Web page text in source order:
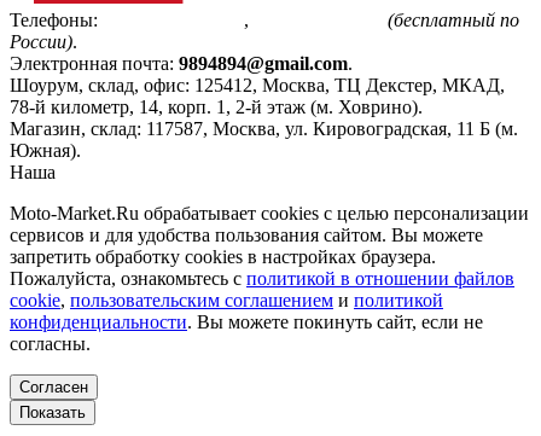
Телефоны: ,
(бесплатный по
России).
Электронная почта: 9894894@gmail.com.
Шоурум, склад, офис: 125412, Москва, ТЦ Декстер, МКАД,
78-й километр, 14, корп. 1, 2-й этаж (м. Ховрино).
Магазин, склад: 117587, Москва, ул. Кировоградская, 11 Б (м.
Южная).
Наша
Moto-Market.Ru обрабатывает сookies с целью персонализации
сервисов и для удобства пользования сайтом. Вы можете
запретить обработку сookies в настройках браузера.
Пожалуйста, ознакомьтесь с политикой в отношении файлов
cookie, пользовательским соглашением и политикой
конфиденциальности. Вы можете покинуть сайт, если не
согласны.
Согласен
Показать